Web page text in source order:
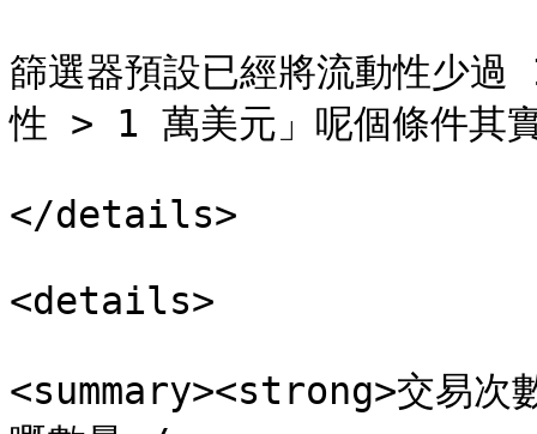
篩選器預設已經將流動性少
性 > 1 萬美元」呢個條件其
</details>
<details>
<summary><strong>交易